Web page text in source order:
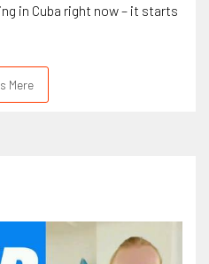
in Cuba right now – it starts
Mere